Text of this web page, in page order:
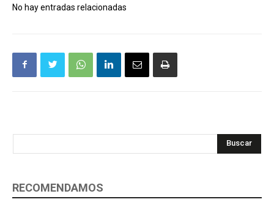
No hay entradas relacionadas
Buscar
RECOMENDAMOS